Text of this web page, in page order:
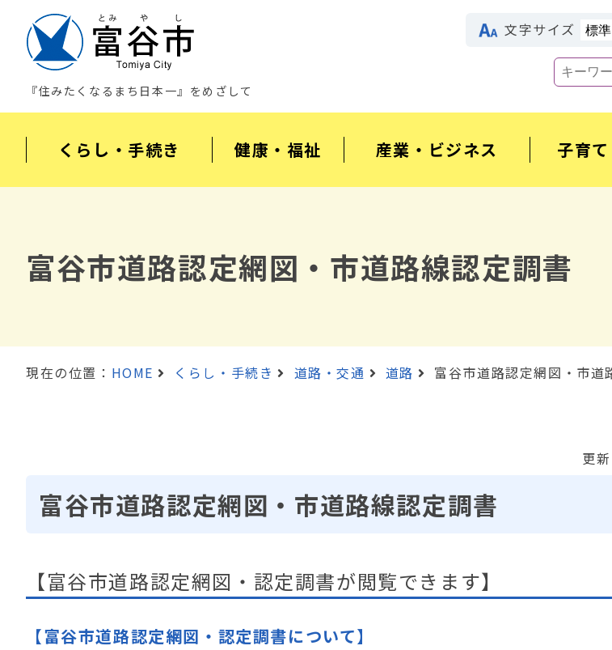
『住みたくなるまち日本一』をめざして
文字サイズ 標準
くらし・手続き 健康・福祉 産業・ビジネス 子育
富谷市道路認定網図・市道路線認定調書
現在の位置： HOME くらし・手続き 道路・交通 道路 富谷市道路認定網図・市道
更
富谷市道路認定網図・市道路線認定調書
【富谷市道路認定網図・認定調書が閲覧できます】
【富谷市道路認定網図・認定調書について】